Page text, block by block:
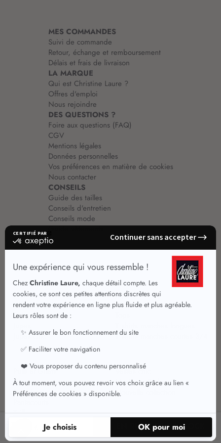
EN RUPTURE DE STOCK
MES COMMANDES
Suivi de commande
Retour, échange et remboursement
Délais et frais de livraison
LA MARQUE
Qui est Christine Laure ?
Offres d'emploi
Nous rejoindre
DES QUESTIONS ?
Foire aux questions (FAQ)
CGV
Mentions légales
Données personnelles
Vos préférences en matière de cookies
Nous contacter
CONSEILS
Guide des tailles
Conseils d'entretien
Conseils mode
Guide vêtements
Vêtements pour femmes
Vêtements de qualité
Robes
Jupes chic
Jupes été
Chemisiers
T shirts manches courtes 3/4
Pulls et Gilets
Jeans
Pantalons
Tailleurs
Vestes chic
Manteaux Parkas
Nouvelle collection